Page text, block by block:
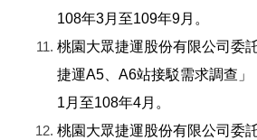
108年3月至109年9月。
桃園大眾捷運股份有限公司委
捷運A5、A6站接駁需求調查
1月至108年4月。
桃園大眾捷運股份有限公司委